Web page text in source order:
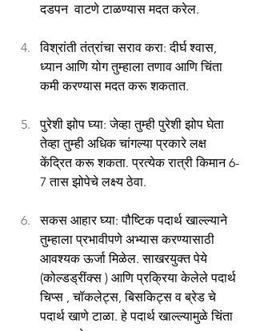
दडपन  वाटणे टाळण्यास मदत करेल.
विश्रांती तंत्रांचा सराव करा: दीर्घ श्वास,
ध्यान आणि योग तुम्हाला तणाव आणि चिंता
कमी करण्यास मदत करू शकतात.
पुरेशी झोप घ्या: जेव्हा तुम्ही पुरेशी झोप घेता
तेव्हा तुम्ही अधिक चांगल्या प्रकारे लक्ष
केंद्रित करू शकता. प्रत्येक रात्री किमान 6-
7 तास झोपेचे लक्ष्य ठेवा.
सकस आहार घ्या: पौष्टिक पदार्थ खाल्ल्याने
तुम्हाला प्रभावीपणे अभ्यास करण्यासाठी
आवश्यक ऊर्जा मिळेल. साखरयुक्त पेये
(कोल्डड्रींक्स ) आणि प्रक्रिया केलेले पदार्थ
चिप्स , चॉकलेट्स, बिसकिट्स व ब्रेड चे
पदार्थ खाणे टाळा. हे पदार्थ खाल्ल्यामुळे चिंता